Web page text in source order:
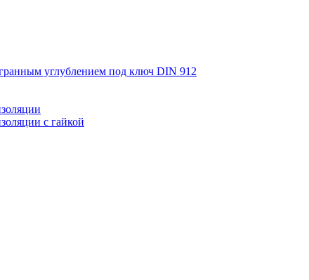
углублением под ключ DIN 912
с гайкой